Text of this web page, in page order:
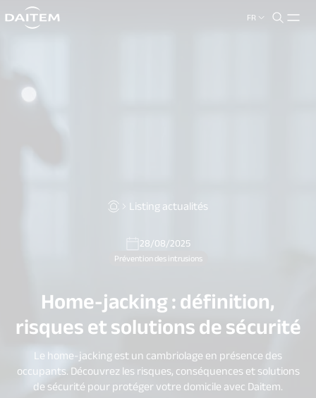
FR
search.label
Listing actualités
28/08/2025
Prévention des intrusions
Home-jacking : définition,
risques et solutions de sécurité
Le home-jacking est un cambriolage en présence des
occupants. Découvrez les risques, conséquences et solutions
de sécurité pour protéger votre domicile avec Daitem.